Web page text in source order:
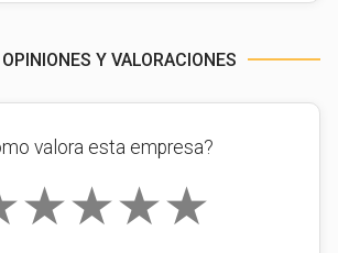
Y VALORACIONES
valora esta empresa?
★
★
★
★